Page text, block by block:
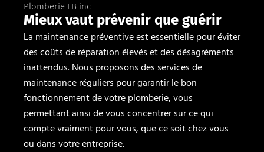
Plomberie FB inc
Mieux vaut prévenir que guérir
La maintenance préventive est essentielle pour éviter
des coûts de réparation élevés et des désagréments
inattendus. Nous proposons des services de
maintenance réguliers pour garantir le bon
fonctionnement de votre plomberie, vous
permettant ainsi de vous concentrer sur ce qui
compte vraiment pour vous, que ce soit chez vous
ou dans votre entreprise.